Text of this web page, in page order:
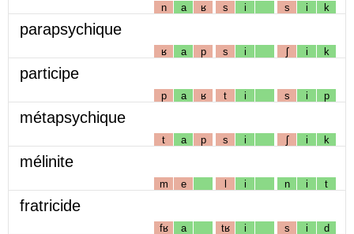
n a ʁ s i s i k
parapsychique
ʁ a p s i ʃ i k
participe
p a ʁ t i s i p
métapsychique
t a p s i ʃ i k
mélinite
m e l i n i t
fratricide
fʁ a tʁ i s i d